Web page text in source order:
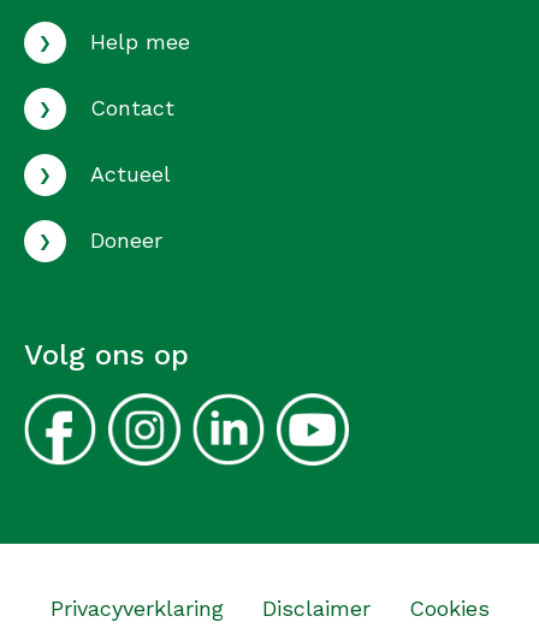
› Help mee
› Contact
› Actueel
› Doneer
Volg ons op
Privacyverklaring Disclaimer Cookies